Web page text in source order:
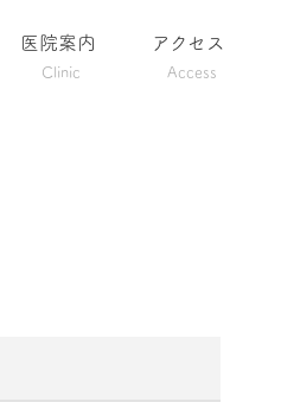
医院案内
Clinic
アクセス
Access